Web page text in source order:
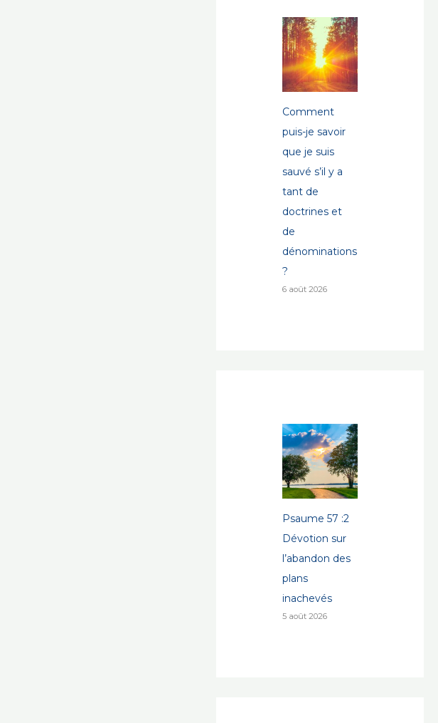
Comment
puis-je savoir
que je suis
sauvé s’il y a
tant de
doctrines et
de
dénominations
?
6 août 2026
Psaume 57 :2
Dévotion sur
l’abandon des
plans
inachevés
5 août 2026